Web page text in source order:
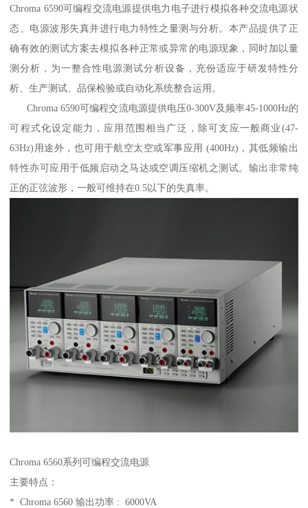
Chroma 6590可编程交流电源提供电力电子进行模拟各种交流电源状
态、电源波形失真并进行电力特性之量测与分析。本产品提供了正
确有效的测试方案去模拟各种正常或异常的电源现象，同时加以量
测分析，为一整合性电源测试分析设备，充份适应于研发特性分
析、生产测试、品保检验或自动化系统整合运用。
Chroma 6590可编程交流电源提供电压0-300V及频率45-1000Hz的
可程式化设定能力，应用范围相当广泛，除可支应一般商业(47-
63Hz)用途外，也可用于航空太空或军事应用 (400Hz)，其低频输出
特性亦可应用于低频启动之马达或空调压缩机之测试。输出非常纯
正的正弦波形，一般可维持在0.5以下的失真率。
Chroma 6560系列可编程交流电源
主要特点：
* Chroma 6560 输出功率 : 6000VA